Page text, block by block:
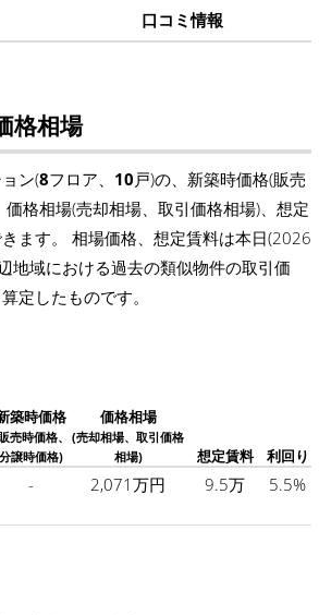
口コミ情報
格相場
ン(8フロア、 10戸)の、新築時価格(販売
格相場(売却相場、取引価格相場)、想定
ます。 相場価格、想定賃料は本日(2026
地域における過去の類似物件の取引価
定したものです。
築時価格
売時価格、
分譲時価格)
価格相場
(売却相場、取引価格
相場)
想定賃料 利回り
- 2,071万円 9.5万 5.5%